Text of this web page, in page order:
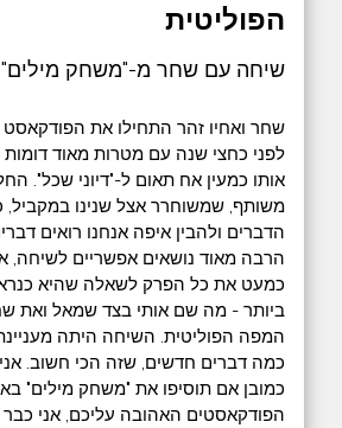
הפוליטית
שיחה עם שחר מ-"משחק מילים"
שחר ואחיו זהר התחילו את הפודקאסט
לפני כחצי שנה עם מטרות מאוד דומות
אותו כמעין אח תאום ל-"דיוני שכל".
משותף, שמשוחרר אצל שנינו במקביל,
הדברים ולהבין איפה אנחנו רואים
הרבה מאוד נושאים אפשריים לשיחה,
כמעט את כל הפרק לשאלה שהיא
ביותר - מה שם אותי בצד שמאל ואת
המפה הפוליטית. השיחה היתה
כמה דברים חדשים, שזה הכי חשוב.
כמובן אם תוסיפו את "משחק מילים"
הפודקאסטים האהובה עליכם, אני